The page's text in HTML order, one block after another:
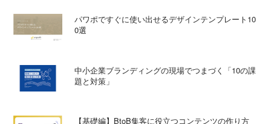
パワポですぐに使い出せるデザインテンプレート10
0選
中小企業ブランディングの現場でつまづく「10の課
題と対策」
【基礎編】BtoB集客に役立つコンテンツの作り方